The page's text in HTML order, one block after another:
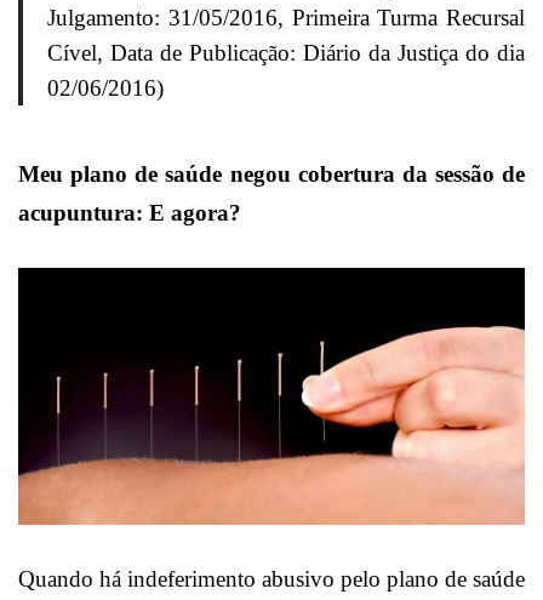
Julgamento: 31/05/2016, Primeira Turma Recursal
Cível, Data de Publicação: Diário da Justiça do dia
02/06/2016)
Meu plano de saúde negou cobertura da sessão de
acupuntura: E agora?
Quando há indeferimento abusivo pelo plano de saúde